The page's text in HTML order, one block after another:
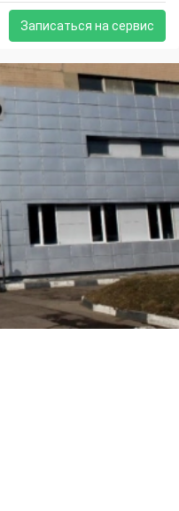
Записаться на сервис